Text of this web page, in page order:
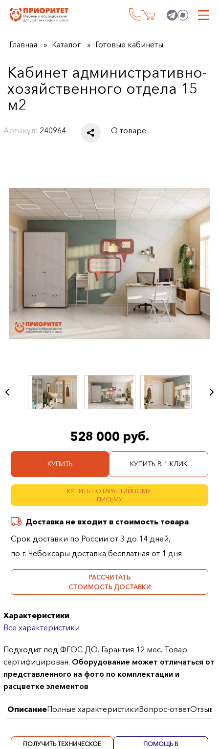
Главная Каталог Готовые кабинеты
Кабинет административно-
хозяйственного отдела 15
м2
Артикул: 240964 О товаре
528 000 руб.
КУПИТЬ КУПИТЬ В 1 КЛИК
КУПИТЬ ПО ГАРАНТИЙНОМУ
ПИСЬМУ
Доставка не входит в стоимость товара
Срок доставки по России от 3 до 14 дней,
по г. Чебоксары доставка бесплатная от 1 дня
РАССЧИТАТЬ
СТОИМОСТЬ ДОСТАВКИ
Характеристики
Все характеристики
Подходит под ФГОС ДО. Гарантия 12 мес. Товар
сертифицирован. Оборудование может отличаться от
представленного на фото по комплектации и
расцветке элементов
ОписаниеПолные характеристикиВопрос-ответОтзывы
ПОЛУЧИТЬ ТЕХНИЧЕСКОЕ
ПОМОЩЬ В